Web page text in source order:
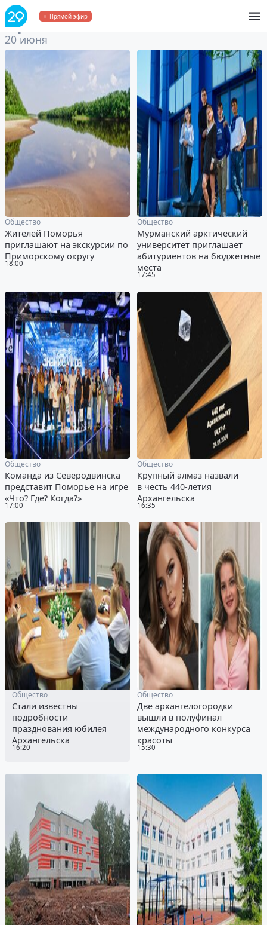
Прямой эфир
Архивза 20 июня 2024
20 июня
18:00
Общество
Жителей Поморья
приглашают на экскурсии по
Приморскому округу
17:45
Общество
Мурманский арктический
университет приглашает
абитуриентов на бюджетные
места
17:00
Общество
Команда из Северодвинска
представит Поморье на игре
«Что? Где? Когда?»
16:35
Общество
Крупный алмаз назвали
в честь 440-летия
Архангельска
16:20
Общество
Стали известны
подробности
празднования юбилея
Архангельска
15:30
Общество
Две архангелогородки
вышли в полуфинал
международного конкурса
красоты